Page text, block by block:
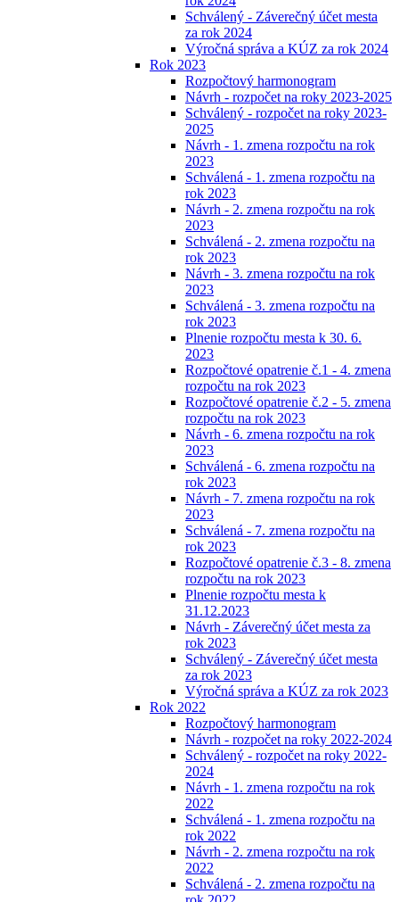
Schválený - Záverečný účet mesta
za rok 2024
Výročná správa a KÚZ za rok 2024
Rok 2023
Rozpočtový harmonogram
Návrh - rozpočet na roky 2023-2025
Schválený - rozpočet na roky 2023-
2025
Návrh - 1. zmena rozpočtu na rok
2023
Schválená - 1. zmena rozpočtu na
rok 2023
Návrh - 2. zmena rozpočtu na rok
2023
Schválená - 2. zmena rozpočtu na
rok 2023
Návrh - 3. zmena rozpočtu na rok
2023
Schválená - 3. zmena rozpočtu na
rok 2023
Plnenie rozpočtu mesta k 30. 6.
2023
Rozpočtové opatrenie č.1 - 4. zmena
rozpočtu na rok 2023
Rozpočtové opatrenie č.2 - 5. zmena
rozpočtu na rok 2023
Návrh - 6. zmena rozpočtu na rok
2023
Schválená - 6. zmena rozpočtu na
rok 2023
Návrh - 7. zmena rozpočtu na rok
2023
Schválená - 7. zmena rozpočtu na
rok 2023
Rozpočtové opatrenie č.3 - 8. zmena
rozpočtu na rok 2023
Plnenie rozpočtu mesta k
31.12.2023
Návrh - Záverečný účet mesta za
rok 2023
Schválený - Záverečný účet mesta
za rok 2023
Výročná správa a KÚZ za rok 2023
Rok 2022
Rozpočtový harmonogram
Návrh - rozpočet na roky 2022-2024
Schválený - rozpočet na roky 2022-
2024
Návrh - 1. zmena rozpočtu na rok
2022
Schválená - 1. zmena rozpočtu na
rok 2022
Návrh - 2. zmena rozpočtu na rok
2022
Schválená - 2. zmena rozpočtu na